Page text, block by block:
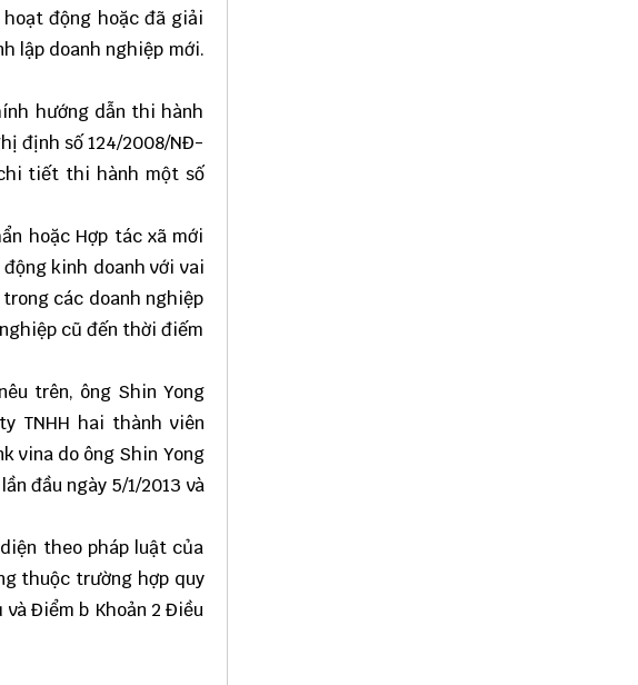
động hoặc đã giải
lập doanh nghiệp mới.
hướng dẫn thi hành
định số 124/2008/NĐ-
chi tiết thi hành một số
hoặc Hợp tác xã mới
kinh doanh với vai
các doanh nghiệp
cũ đến thời điếm
trên, ông Shin Yong
TNHH hai thành viên
vina do ông Shin Yong
đầu ngày 5/1/2013 và
theo pháp luật của
thuộc trường hợp quy
Điểm b Khoản 2 Điều